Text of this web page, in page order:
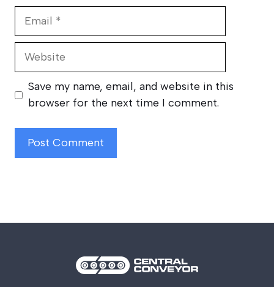
Website
Save my name, email, and website in this
browser for the next time I comment.